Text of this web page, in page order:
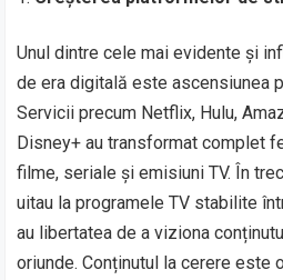
Unul dintre cele mai evidente și
de era digitală este ascensiunea
Servicii precum Netflix, Hulu,
Disney+ au transformat complet
filme, seriale și emisiuni TV. În
uitau la programele TV stabilite
au libertatea de a viziona
oriunde. Conținutul la cerere este